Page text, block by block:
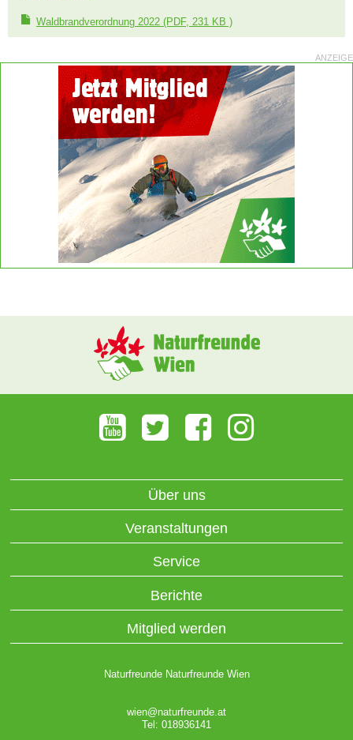
Waldbrandverordnung 2022 (PDF, 231 KB )
ANZEIGE
Über uns
Veranstaltungen
Service
Berichte
Mitglied werden
Naturfreunde Naturfreunde Wien
wien@naturfreunde.at
Tel: 018936141